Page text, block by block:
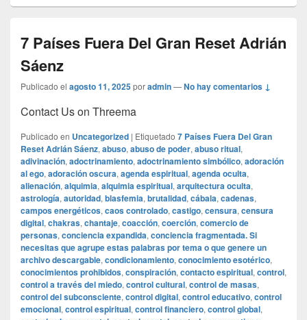
7 Países Fuera Del Gran Reset Adrián
Sáenz
Publicado el agosto 11, 2025poradmin—No hay comentarios ↓
Contact Us on Threema
Publicado en Uncategorized | Etiquetado 7 Países Fuera Del Gran
Reset Adrián Sáenz, abuso, abuso de poder, abuso ritual,
adivinación, adoctrinamiento, adoctrinamiento simbólico, adoración
al ego, adoración oscura, agenda espiritual, agenda oculta,
alienación, alquimia, alquimia espiritual, arquitectura oculta,
astrología, autoridad, blasfemia, brutalidad, cábala, cadenas,
campos energéticos, caos controlado, castigo, censura, censura
digital, chakras, chantaje, coacción, coerción, comercio de
personas, conciencia expandida, conciencia fragmentada. Si
necesitas que agrupe estas palabras por tema o que genere un
archivo descargable, condicionamiento, conocimiento esotérico,
conocimientos prohibidos, conspiración, contacto espiritual, control,
control a través del miedo, control cultural, control de masas,
control del subconsciente, control digital, control educativo, control
emocional, control espiritual, control financiero, control global,